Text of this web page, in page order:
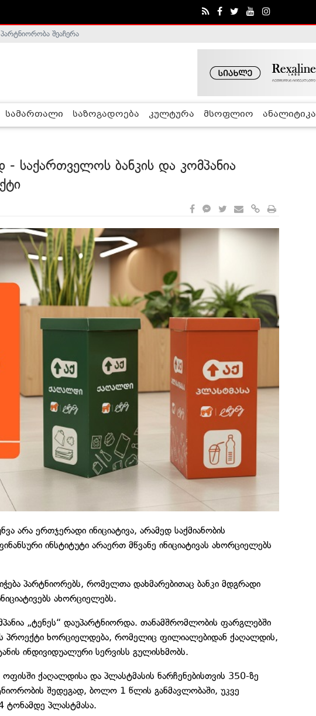
- ჰელსინკის კომისია
შეაჩერა
სამართალი საზოგადოება კულტურა მსოფლიო ანალიტიკა
საქართველოს ბანკის და კომპანია
არა ერთჯერადი ინიციატივა, არამედ საქმიანობის
ინსტიტუტი არაერთ მწვანე ინიციატივას ახორციელებს
პარტნიორებს, რომელთა დახმარებითაც ბანკი მდგრადი
ახორციელებს.
„ტენეს“ დაუპარტნიორდა. თანამშრომლობის ფარგლებში
პროექტი ხორციელდება, რომელიც ფილიალებიდან ქაღალდის,
ინდივიდუალური სერვისს გულისხმობს.
ქაღალდისა და პლასტმასის ნარჩენებისთვის 350-ზე
შედეგად, ბოლო 1 წლის განმავლობაში, უკვე
ტონამდე პლასტმასა.